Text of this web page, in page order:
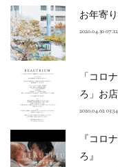
お年寄
2020.04.30 07:12
「コロ
ろ」お
2020.04.02 03:34
『コロ
ろ』